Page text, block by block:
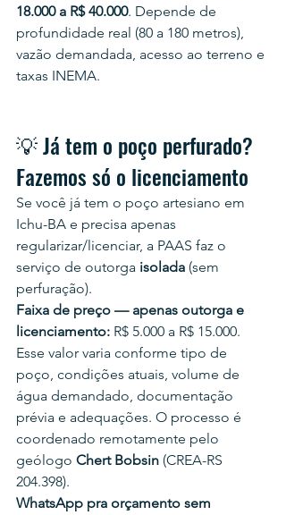
18.000 a R$ 40.000. Depende de
profundidade real (80 a 180 metros),
vazão demandada, acesso ao terreno e
taxas INEMA.
💡 Já tem o poço perfurado?
Fazemos só o licenciamento
Se você já tem o poço artesiano em
Ichu-BA e precisa apenas
regularizar/licenciar, a PAAS faz o
serviço de outorga isolada (sem
perfuração).
Faixa de preço — apenas outorga e
licenciamento: R$ 5.000 a R$ 15.000.
Esse valor varia conforme tipo de
poço, condições atuais, volume de
água demandado, documentação
prévia e adequações. O processo é
coordenado remotamente pelo
geólogo Chert Bobsin (CREA-RS
204.398).
WhatsApp pra orçamento sem